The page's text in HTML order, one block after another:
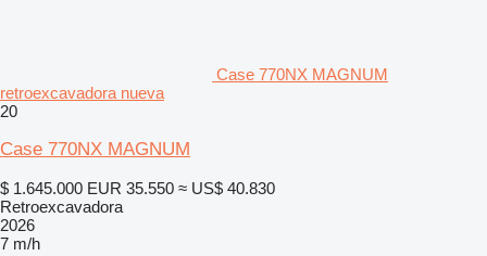
Case 770NX MAGNUM
retroexcavadora nueva
20
Case 770NX MAGNUM
$ 1.645.000 EUR 35.550 ≈ US$ 40.830
Retroexcavadora
2026
7 m/h